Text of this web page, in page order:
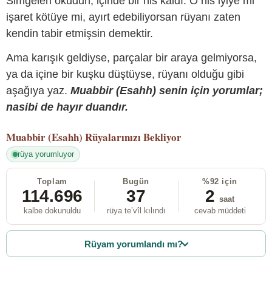
işaret kötüye mi, ayırt edebiliyorsan rüyanı zaten
kendin tabir etmişsin demektir.
Ama karışık geldiyse, parçalar bir araya gelmiyorsa,
ya da içine bir kuşku düştüyse, rüyanı olduğu gibi
aşağıya yaz. Muabbir (Esahh) senin için yorumlar;
nasibi de hayır duandır.
Muabbir (Esahh) Rüyalarınızı Bekliyor
rüya yorumluyor
Toplam
114.696
kalbe dokunuldu
Bugün
37
rüya te’vîl kılındı
%92 için
2 saat
cevab müddeti
Rüyam yorumlandı mı?